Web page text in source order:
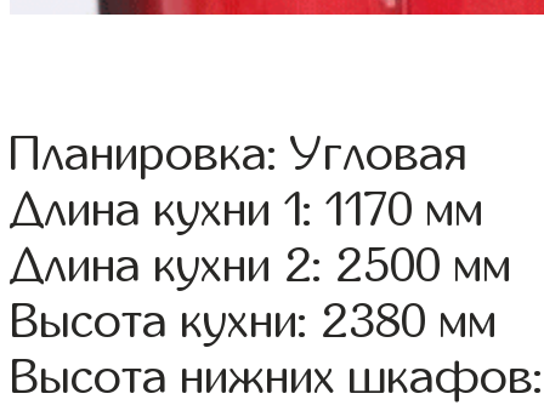
Планировка: Угловая
Длина кухни 1: 1170 мм
Длина кухни 2: 2500 мм
Высота кухни: 2380 мм
Высота нижних